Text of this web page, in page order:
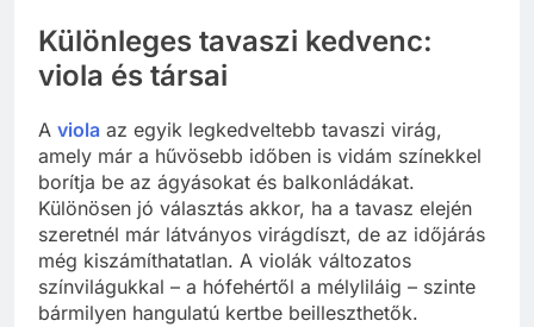
Különleges tavaszi kedvenc:
viola és társai
A viola az egyik legkedveltebb tavaszi virág,
amely már a hűvösebb időben is vidám színekkel
borítja be az ágyásokat és balkonládákat.
Különösen jó választás akkor, ha a tavasz elején
szeretnél már látványos virágdíszt, de az időjárás
még kiszámíthatatlan. A violák változatos
színvilágukkal – a hófehértől a mélyliláig – szinte
bármilyen hangulatú kertbe beilleszthetők.